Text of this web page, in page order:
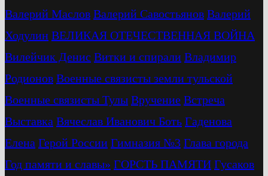
Валерий Маслов Валерий Савостьянов Валерий
Ходулин ВЕЛИКАЯ ОТЕЧЕСТВЕННАЯ ВОЙНА
Вилейчик Денис Витки и спирали Владимир
Родионов Военные связисты земли тульской
Военные связисты Тулы Вручение Встреча
Выставка Вячеслав Иванович Боть Гаденова
Елена Герой России Гимназия №3 Глава города
Год памяти и славы» ГОРСТЬ ПАМЯТИ Гусаков